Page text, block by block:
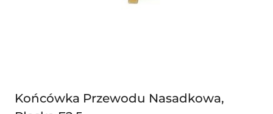
Końcówka Przewodu Nasadkowa,